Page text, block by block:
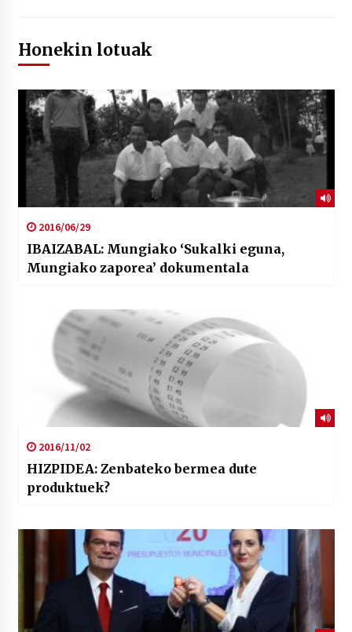
Honekin lotuak
2016/06/29
IBAIZABAL: Mungiako ‘Sukalki eguna,
Mungiako zaporea’ dokumentala
2016/11/02
HIZPIDEA: Zenbateko bermea dute
produktuek?